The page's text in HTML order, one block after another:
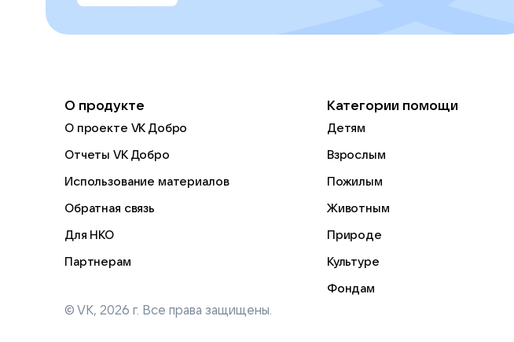
О продукте
О проекте VK Добро
Отчеты VK Добро
Использование материалов
Обратная связь
Для НКО
Партнерам
Категории помощи
Детям
Взрослым
Пожилым
Животным
Природе
Культуре
Фондам
© VK, 2026 г. Все права защищены.